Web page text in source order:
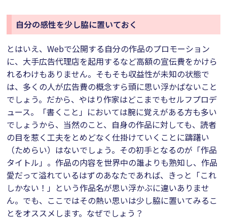
自分の感性を少し脇に置いておく
とはいえ、Webで公開する自分の作品のプロモーション
に、大手広告代理店を起用するなど高額の宣伝費をかけら
れるわけもありません。そもそも収益性が未知の状態で
は、多くの人が広告費の概念すら頭に思い浮かばないこと
でしょう。だから、やはり作家はどこまでもセルフプロデ
ュース。「書くこと」においては腕に覚えがある方も多い
でしょうから、当然のこと、自身の作品に対しても、読者
の目を惹く工夫をとめどなく仕掛けていくことに躊躇い
（ためらい）はないでしょう。その初手となるのが「作品
タイトル」。作品の内容を世界中の誰よりも熟知し、作品
愛だって溢れているはずのあなたであれば、きっと「これ
しかない！」という作品名が思い浮かぶに違いありませ
ん。でも、ここではその熱い思いは少し脇に置いてみるこ
とをオススメします。なぜでしょう？